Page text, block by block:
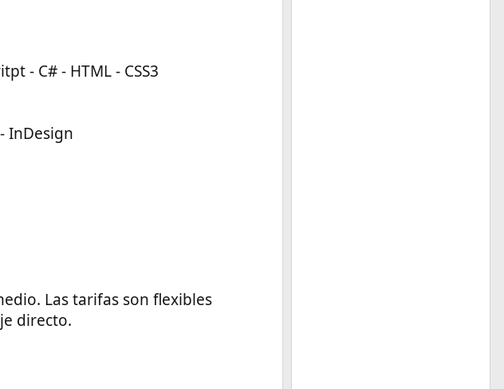
- C# - HTML - CSS3
InDesign
Las tarifas son flexibles
directo.